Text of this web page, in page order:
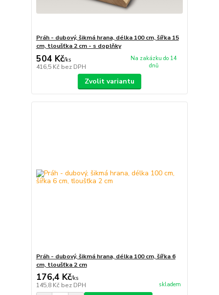
Práh - dubový, šikmá hrana, délka 100 cm, šířka 15
cm, tloušťka 2 cm - s doplňky
504 Kč/ks
416,5 Kč bez DPH
Na zakázku do 14
dnů
Zvolit variantu
Práh - dubový, šikmá hrana, délka 100 cm, šířka 6
cm, tloušťka 2 cm
176,4 Kč/ks
145,8 Kč bez DPH skladem